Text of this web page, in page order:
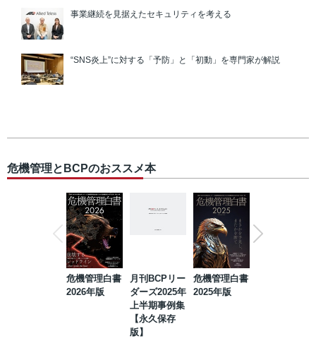
事業継続を見据えたセキュリティを考える
“SNS炎上”に対する「予防」と「初動」を専門家が解説
危機管理とBCPのおススメ本
危機管理白書
2026年版
月刊BCPリー
ダーズ2025年
上半期事例集
【永久保存
版】
危機管理白書
2025年版